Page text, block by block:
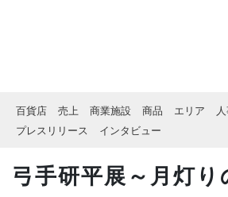
百貨店 売上 商業施設 商品 エリア
プレスリリース
インタビュー
弓手研平展～月灯